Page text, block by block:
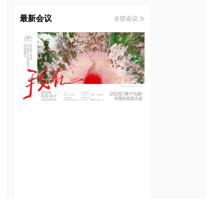
最新会议 全部会议